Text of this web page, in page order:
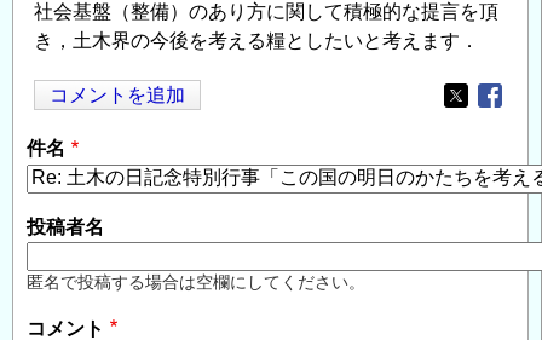
社会基盤（整備）のあり方に関して積極的な提言を頂
き，土木界の今後を考える糧としたいと考えます．
コメントを追加
Opens in
件名
投稿者名
匿名で投稿する場合は空欄にしてください。
コメント